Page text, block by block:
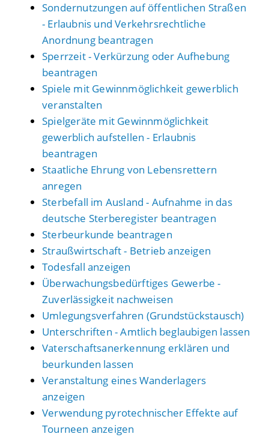
Sondernutzungen auf öffentlichen Straßen
- Erlaubnis und Verkehrsrechtliche
Anordnung beantragen
Sperrzeit - Verkürzung oder Aufhebung
beantragen
Spiele mit Gewinnmöglichkeit gewerblich
veranstalten
Spielgeräte mit Gewinnmöglichkeit
gewerblich aufstellen - Erlaubnis
beantragen
Staatliche Ehrung von Lebensrettern
anregen
Sterbefall im Ausland - Aufnahme in das
deutsche Sterberegister beantragen
Sterbeurkunde beantragen
Straußwirtschaft - Betrieb anzeigen
Todesfall anzeigen
Überwachungsbedürftiges Gewerbe -
Zuverlässigkeit nachweisen
Umlegungsverfahren (Grundstückstausch)
Unterschriften - Amtlich beglaubigen lassen
Vaterschaftsanerkennung erklären und
beurkunden lassen
Veranstaltung eines Wanderlagers
anzeigen
Verwendung pyrotechnischer Effekte auf
Tourneen anzeigen